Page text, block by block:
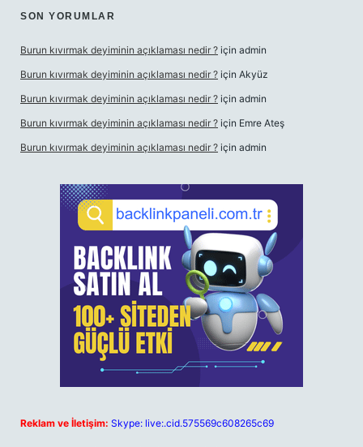
SON YORUMLAR
Burun kıvırmak deyiminin açıklaması nedir ? için admin
Burun kıvırmak deyiminin açıklaması nedir ? için Akyüz
Burun kıvırmak deyiminin açıklaması nedir ? için admin
Burun kıvırmak deyiminin açıklaması nedir ? için Emre Ateş
Burun kıvırmak deyiminin açıklaması nedir ? için admin
Reklam ve İletişim: Skype: live:.cid.575569c608265c69